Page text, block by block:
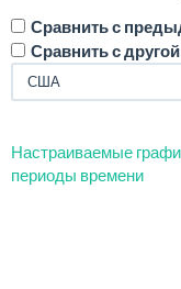
Сравнить с
Сравнить с
Настраиваемые
периоды времени